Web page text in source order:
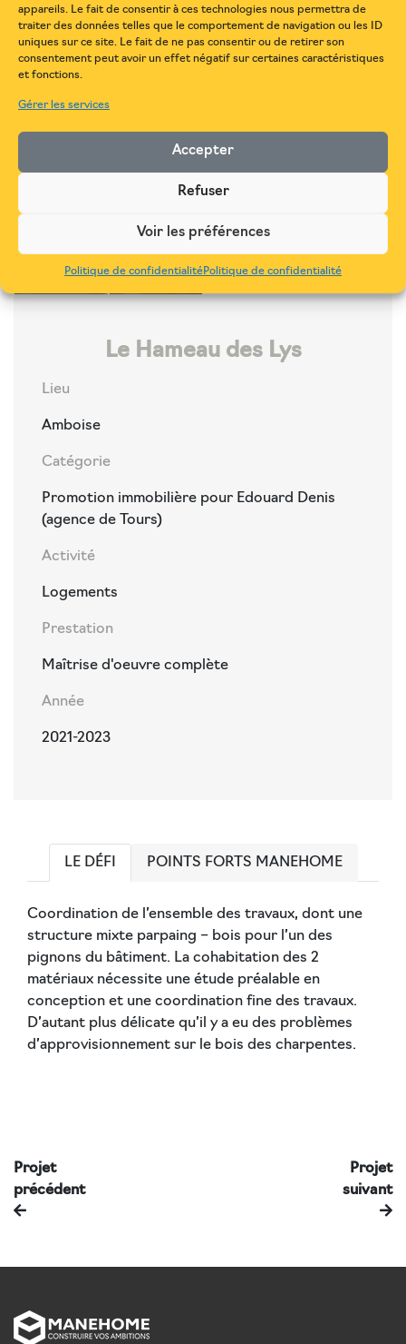
appareils. Le fait de consentir à ces technologies nous permettra de
traiter des données telles que le comportement de navigation ou les ID
uniques sur ce site. Le fait de ne pas consentir ou de retirer son
consentement peut avoir un effet négatif sur certaines caractéristiques
et fonctions.
Gérer les services
Accepter
Refuser
Voir les préférences
Politique de confidentialitéPolitique de confidentialité
Le Hameau des Lys
Lieu
Amboise
Catégorie
Promotion immobilière pour Edouard Denis
(agence de Tours)
Activité
Logements
Prestation
Maîtrise d'oeuvre complète
Année
2021-2023
LE DÉFI POINTS FORTS MANEHOME
Coordination de l’ensemble des travaux, dont une
structure mixte parpaing – bois pour l’un des
pignons du bâtiment. La cohabitation des 2
matériaux nécessite une étude préalable en
conception et une coordination fine des travaux.
D’autant plus délicate qu’il y a eu des problèmes
d’approvisionnement sur le bois des charpentes.
Projet
précédent
Projet
suivant